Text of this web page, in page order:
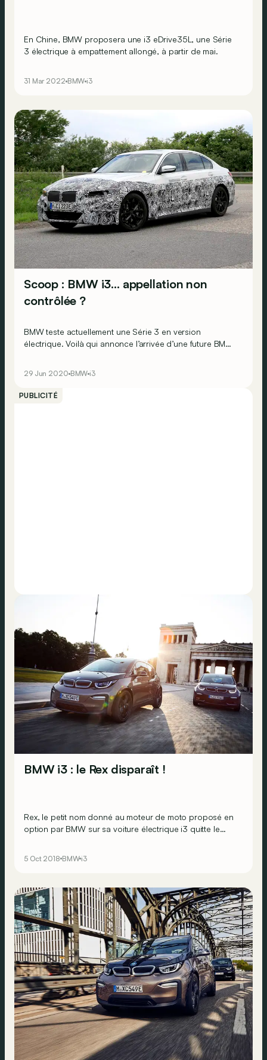
En Chine, BMW proposera une i3 eDrive35L, une Série
3 électrique à empattement allongé, à partir de mai.
31 Mar 2022 BMW i3
Scoop : BMW i3… appellation non
contrôlée ?
BMW teste actuellement une Série 3 en version
électrique. Voilà qui annonce l’arrivée d’une future BMW
29 Jun 2020 BMW i3
PUBLICITÉ
BMW i3 : le Rex disparaît !
Rex, le petit nom donné au moteur de moto proposé en
option par BMW sur sa voiture électrique i3 quitte le
5 Oct 2018 BMW i3